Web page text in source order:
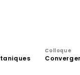
Colloque